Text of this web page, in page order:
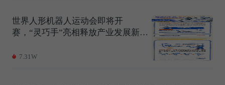
世界人形机器人运动会即将开
赛，“灵巧手”亮相释放产业发展新信
7.31W